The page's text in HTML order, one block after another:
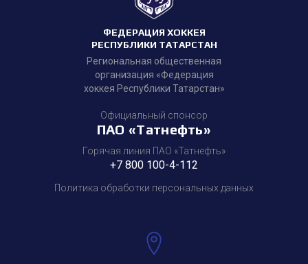
ФЕДЕРАЦИЯ ХОККЕЯ
РЕСПУБЛИКИ ТАТАРСТАН
Региональная общественная
организация «Федерация
хоккея Республики Татарстан»
Официальный спонсор
ПАО «Татнефть»
Горячая линия ПАО «Татнефть»
+7 800 100-4-112
Политика обработки персональных данных